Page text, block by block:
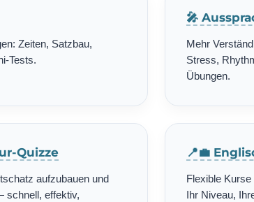
Zeiten, Satzbau,
Tests.
🎤
Mehr
Stress,
Übungen.
Quizze
aufzubauen und
schnell, effektiv,
📍💼
Flexible
Ihr Niveau,